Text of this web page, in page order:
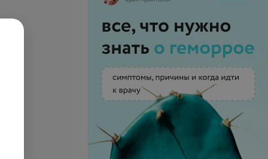
коронка из
Безметалловая коронка на
циркония
от 1 300 руб.